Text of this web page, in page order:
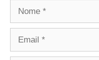
Nome
Email